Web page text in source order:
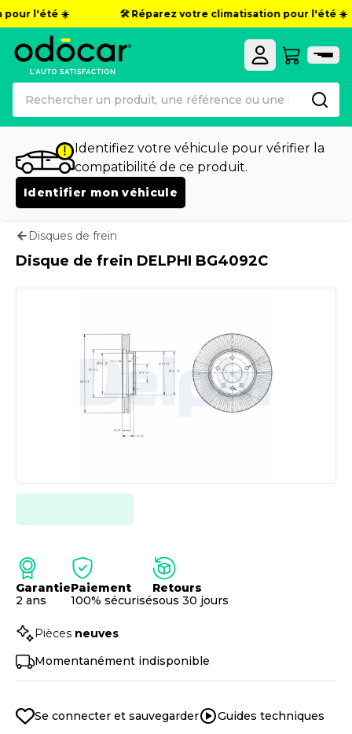
l'été ☀️ 🛠️ Réparez votre climatisation pour l'été ☀️
Identifiez votre véhicule pour vérifier la
compatibilité de ce produit.
Identifier mon véhicule
Disques de frein
Disque de frein DELPHI BG4092C
Garantie
2 ans
Paiement
100% sécurisé
Retours
sous 30 jours
Pièces neuves
Momentanément indisponible
Se connecter et sauvegarder Guides techniques